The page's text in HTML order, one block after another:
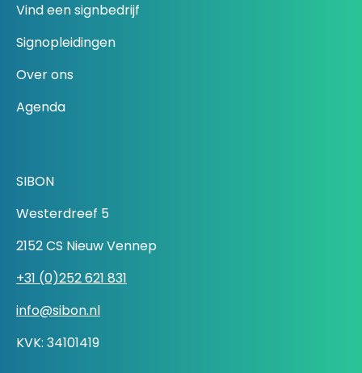
Vind een signbedrijf
Signopleidingen
Over ons
Agenda
SIBON
Westerdreef 5
2152 CS Nieuw Vennep
+31 (0)252 621 831
info@sibon.nl
KVK: 34101419